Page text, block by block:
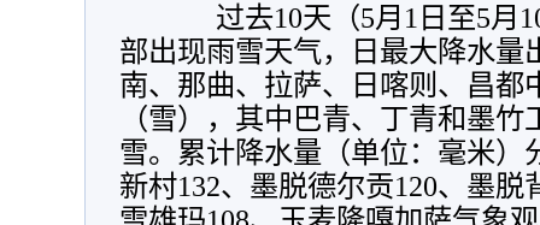
过去10天（5月1日至5月
部出现雨雪天气，日最大降水量
南、那曲、拉萨、日喀则、昌都
（雪），其中巴青、丁青和墨
雪。累计降水量（单位：毫米）
新村132、墨脱德尔贡120、墨脱